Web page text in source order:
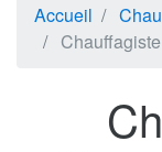
Accueil